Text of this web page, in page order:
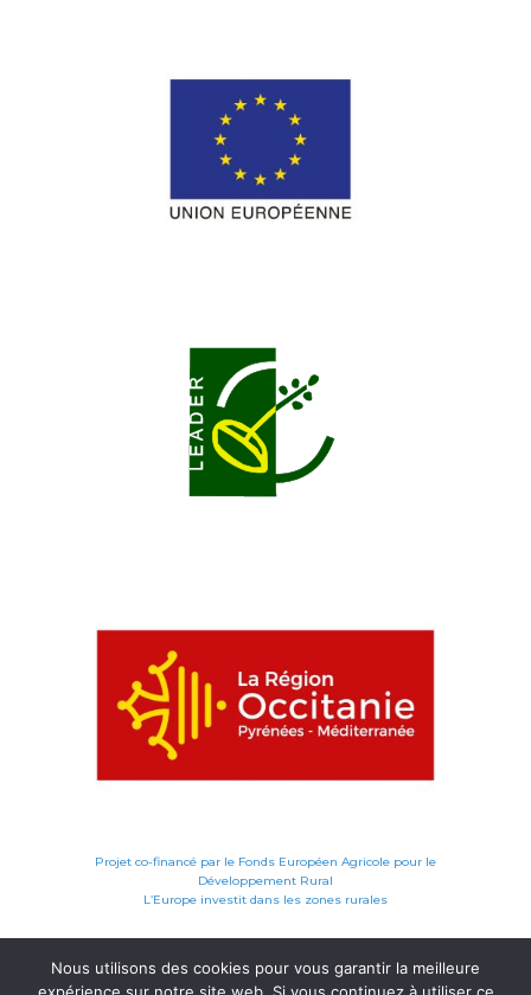
Projet co-financé par le Fonds Européen Agricole pour le
Développement Rural
L’Europe investit dans les zones rurales
Nous utilisons des cookies pour vous garantir la meilleure